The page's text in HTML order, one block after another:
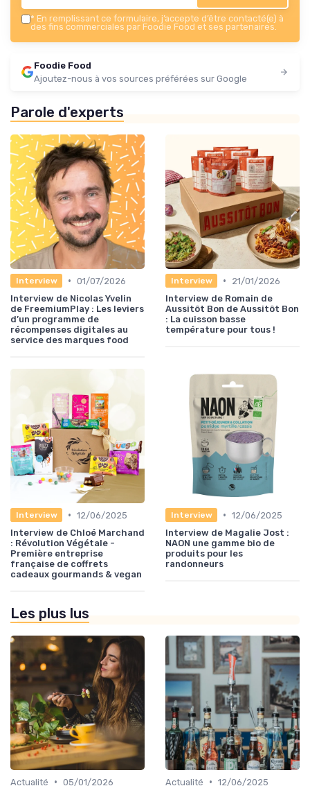
* En remplissant ce formulaire, j’accepte d’être contacté(e) à
des fins commerciales par Foodie Food et ses partenaires.
Foodie Food
Ajoutez-nous à vos sources préférées sur Google
Parole d'experts
Interview • 01/07/2026
Interview de Nicolas Yvelin
de FreemiumPlay : Les leviers
d’un programme de
récompenses digitales au
service des marques food
Interview •
21/01/2026
Interview de Romain de
Aussitôt Bon de Aussitôt Bon
: La cuisson basse
température pour tous !
Interview • 12/06/2025
Interview de Chloé Marchand
: Révolution Végétale -
Première entreprise
française de coffrets
cadeaux gourmands & vegan
Interview • 12/06/2025
Interview de Magalie Jost :
NAON une gamme bio de
produits pour les
randonneurs
Les plus lus
Actualité • 05/01/2026 Actualité • 12/06/2025